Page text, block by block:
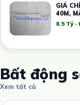
GIÁ
40M,
KINH
8.5 Tỷ
Bất động
Xem tất cả